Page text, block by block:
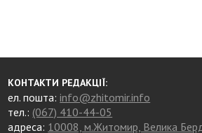
КОНТАКТИ РЕДАКЦІЇ:
ел. пошта:info@zhitomir.info
тел.: (067) 410-44-05
адреса: 10008, м.Житомир, Велика